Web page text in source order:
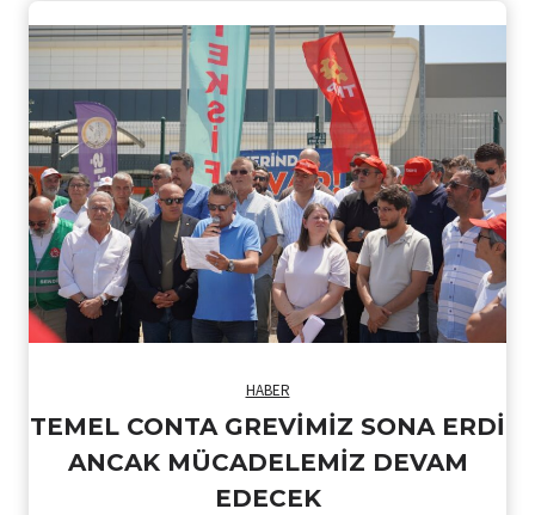
HABER
TEMEL CONTA GREVİMİZ SONA ERDİ
ANCAK MÜCADELEMİZ DEVAM
EDECEK